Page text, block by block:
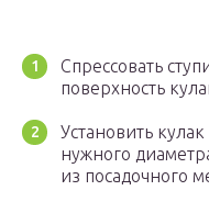
Спрессовать
поверхность
Установить
нужного
из посадочного